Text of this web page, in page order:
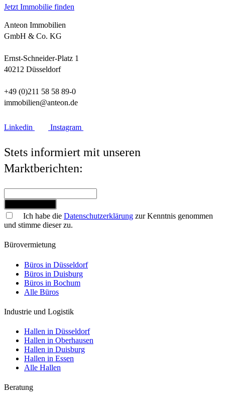
Jetzt Immobilie finden
Anteon Immobilien
GmbH & Co. KG
Ernst-Schneider-Platz 1
40212 Düsseldorf
+49 (0)211 58 58 89-0
immobilien@anteon.de
Linkedin Instagram
Stets informiert mit unseren
Marktberichten:
Ich habe die Datenschutzerklärung zur Kenntnis genommen
und stimme dieser zu.
Bürovermietung
Büros in Düsseldorf
Büros in Duisburg
Büros in Bochum
Alle Büros
Industrie und Logistik
Hallen in Düsseldorf
Hallen in Oberhausen
Hallen in Duisburg
Hallen in Essen
Alle Hallen
Beratung